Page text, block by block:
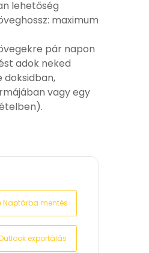
lehetőség
maximum
pár napon
adok neked
doksidban,
vagy egy
Naptárba mentés
exportálás